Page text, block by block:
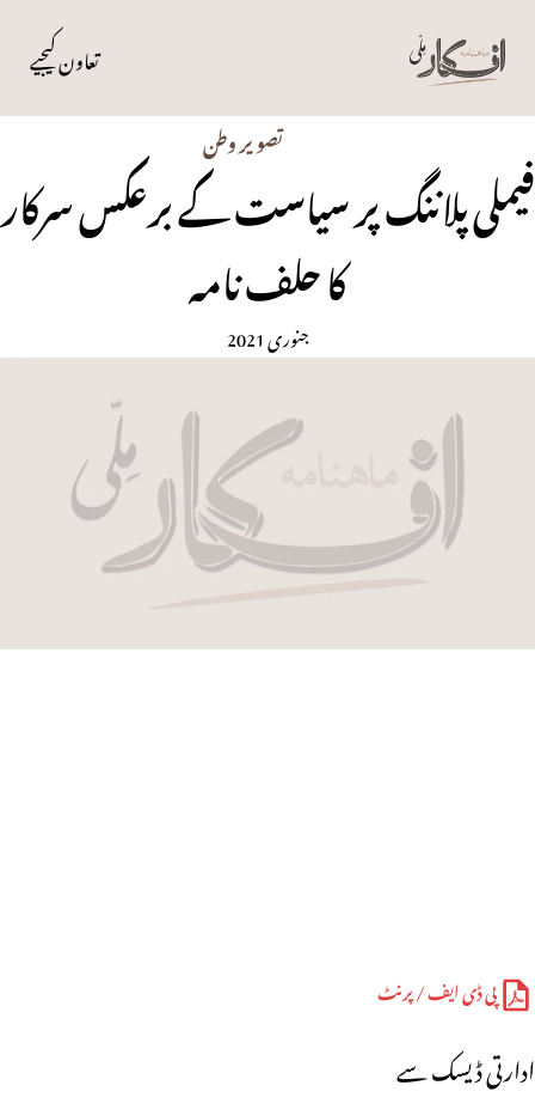
تعاون کیجیے
تصویر وطن
فیملی پلاننگ پر سیاست کے برعکس سرکار
کا حلف نامہ
جنوری 2021
پی ڈی ایف / پرنٹ
ادارتی ڈیسک سے